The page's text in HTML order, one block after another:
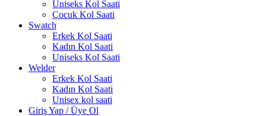
Uniseks Kol Saati
Çocuk Kol Saati
Swatch
Erkek Kol Saati
Kadın Kol Saati
Uniseks Kol Saati
Welder
Erkek Kol Saati
Kadın Kol Saati
Unisex kol saati
Giriş Yap / Üye Ol